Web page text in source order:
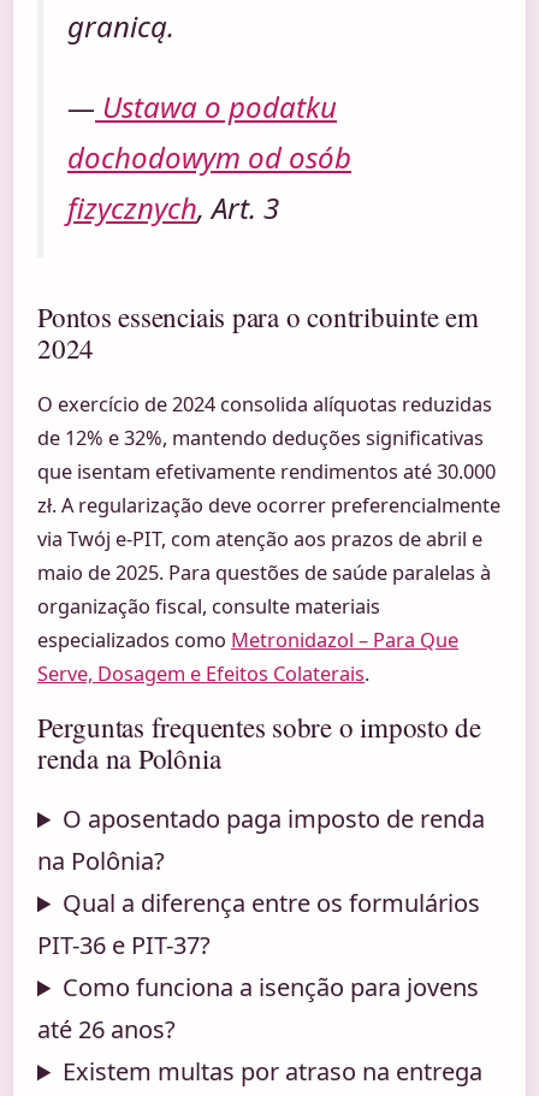
granicą.
— Ustawa o podatku
dochodowym od osób
fizycznych, Art. 3
Pontos essenciais para o contribuinte em
2024
O exercício de 2024 consolida alíquotas reduzidas
de 12% e 32%, mantendo deduções significativas
que isentam efetivamente rendimentos até 30.000
zł. A regularização deve ocorrer preferencialmente
via Twój e-PIT, com atenção aos prazos de abril e
maio de 2025. Para questões de saúde paralelas à
organização fiscal, consulte materiais
especializados como Metronidazol – Para Que
Serve, Dosagem e Efeitos Colaterais.
Perguntas frequentes sobre o imposto de
renda na Polônia
O aposentado paga imposto de renda
na Polônia?
Qual a diferença entre os formulários
PIT-36 e PIT-37?
Como funciona a isenção para jovens
até 26 anos?
Existem multas por atraso na entrega